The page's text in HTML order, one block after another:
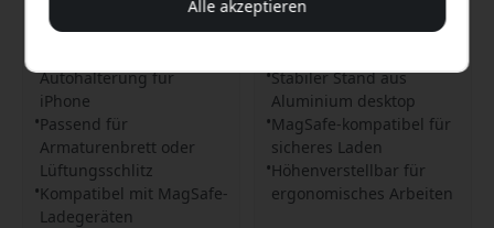
Armaturenbrett oder
Lüftung - Silber
Autohalterung für
iPhone
Passend für
Armaturenbrett oder
Lüftungsschlitz
Kompatibel mit MagSafe-
Ladegeräten
verstellbarer
Schreibtischständer -
Stabiler Stand aus
Aluminium desktop
MagSafe-kompatibel für
sicheres Laden
Höhenverstellbar für
ergonomisches Arbeiten
Alle akzeptieren